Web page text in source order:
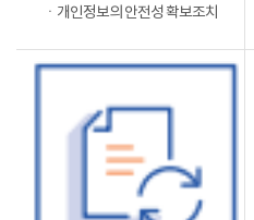
ㆍ개인정보의 안전성 확보조치